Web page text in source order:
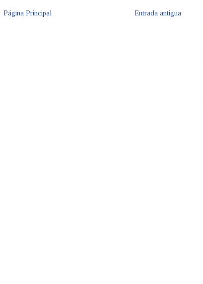
Entrada antigua
Página Principal